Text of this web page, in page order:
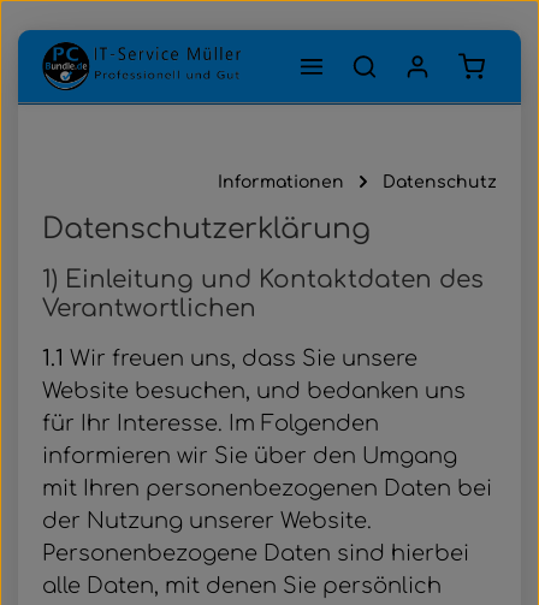
Zum Hauptinhalt springen
Informationen Datenschutz
Datenschutzerklärung
1) Einleitung und Kontaktdaten des
Verantwortlichen
1.1 Wir freuen uns, dass Sie unsere
Website besuchen, und bedanken uns
für Ihr Interesse. Im Folgenden
informieren wir Sie über den Umgang
mit Ihren personenbezogenen Daten bei
der Nutzung unserer Website.
Personenbezogene Daten sind hierbei
alle Daten, mit denen Sie persönlich